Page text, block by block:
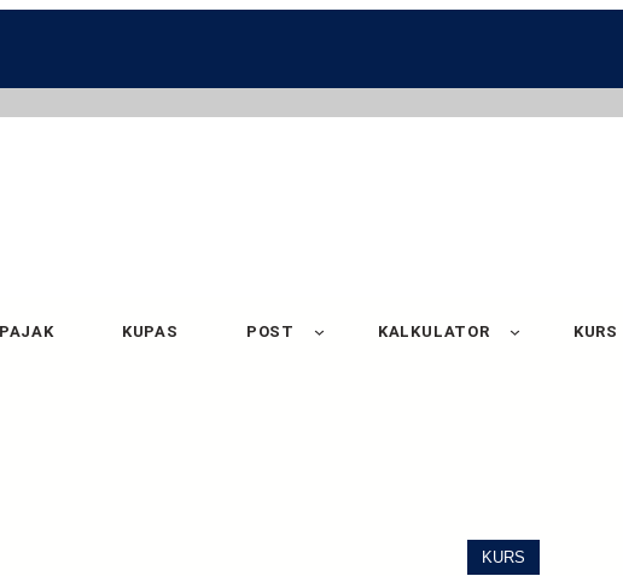
PAJAK KUPAS POST KALKULATOR KURS
KURS